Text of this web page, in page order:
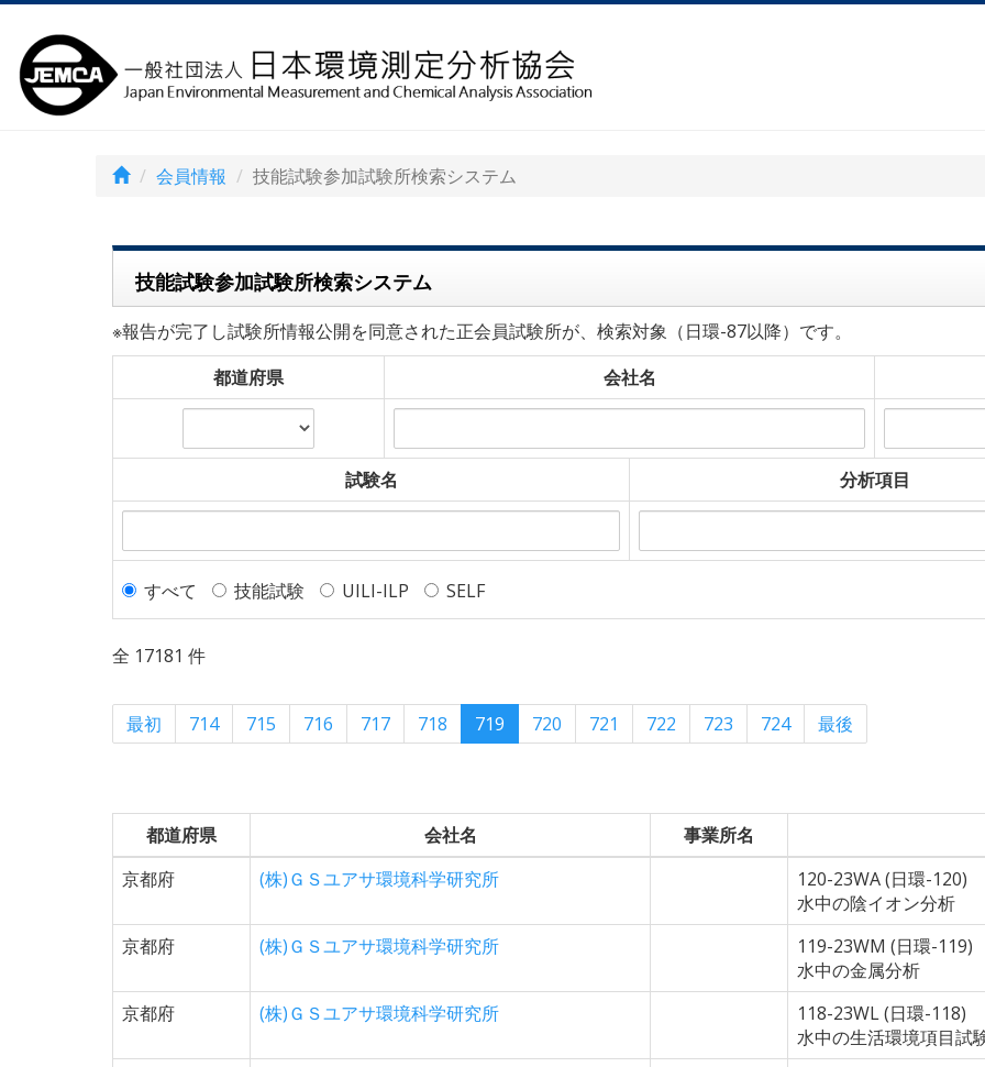
会員情報 技能試験参加試験所検索システム
技能試験参加試験所検索システム
※報告が完了し試験所情報公開を同意された正会員試験所が、検索対象（日環-87以降）です。
都道府県
会社名
試験名 分析項目
すべて 技能試験 UILI-ILP SELF
全 17181 件
最初 714 715 716 717 718 719 720 721 722 723 724 最後
都道府県
会社名 事業所名
京都府
(株)ＧＳユアサ環境科学研究所
120-23WA (日環-120)
水中の陰イオン分析
京都府
(株)ＧＳユアサ環境科学研究所
119-23WM (日環-119)
水中の金属分析
京都府
(株)ＧＳユアサ環境科学研究所
118-23WL (日環-118)
水中の生活環境項目試